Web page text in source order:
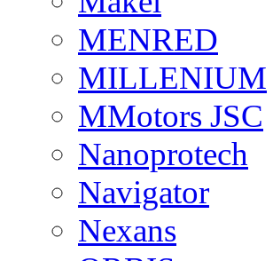
MENRED
MILLENIUM
MMotors JSC
Nanoprotech
Navigator
Nexans